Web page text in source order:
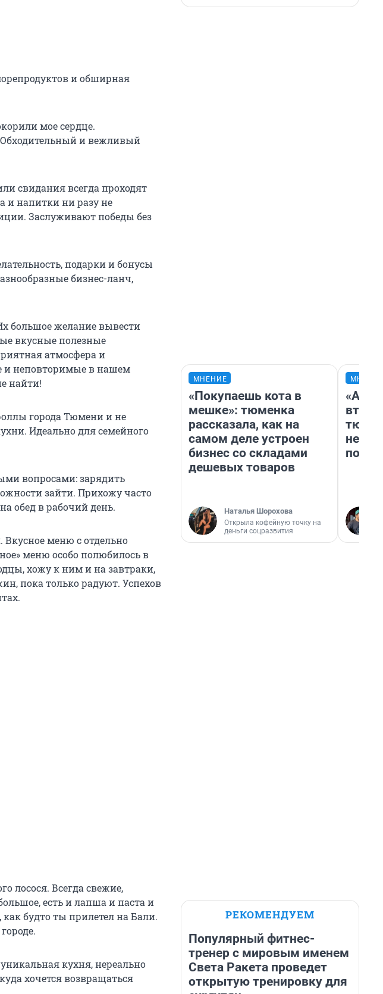
и обширная
мое сердце.
и вежливый
свидания всегда проходят
и напитки ни разу не
Заслуживают победы без
подарки и бонусы
бизнес-ланч,
большое желание вывести
вкусные полезные
атмосфера и
и неповторимые в нашем
найти!
города Тюмени и не
Идеально для семейного
вопросами: зарядить
зайти. Прихожу часто
обед в рабочий день.
меню с отдельно
меню особо полюбилось в
хожу к ним и на завтраки,
пока только радуют. Успехов
лосося. Всегда свежие,
есть и лапша и паста и
будто ты прилетел на Бали.
кухня, нереально
хочется возвращаться
МНЕНИЕ
«Покупаешь кота в
мешке»: тюменка
рассказала, как на
самом деле устроен
бизнес со складами
дешевых товаров
Наталья Шорохова
Открыла кофейную точку на
деньги соцразвития
РЕКОМЕНДУЕМ
Популярный фитнес-
тренер с мировым именем
Света Ракета проведет
открытую тренировку для